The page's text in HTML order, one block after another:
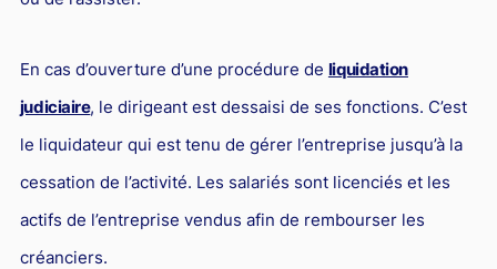
En cas d’ouverture d’une procédure de liquidation
judiciaire, le dirigeant est dessaisi de ses fonctions. C’est
le liquidateur qui est tenu de gérer l’entreprise jusqu’à la
cessation de l’activité. Les salariés sont licenciés et les
actifs de l’entreprise vendus afin de rembourser les
créanciers.